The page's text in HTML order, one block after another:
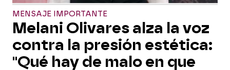
MENSAJE IMPORTANTE
Melani Olivares alza la voz
contra la presión estética:
"Qué hay de malo en que